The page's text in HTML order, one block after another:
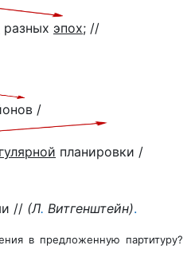
разных эпох; //
/
планировки /
// (Л. Витгенштейн).
в предложенную партитуру?